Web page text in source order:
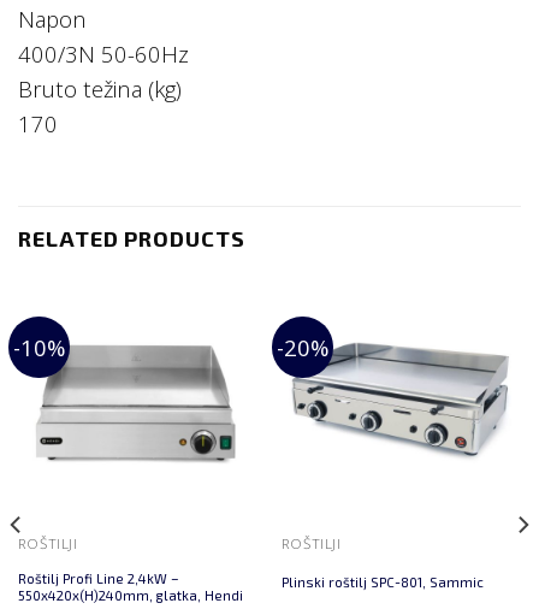
Napon
400/3N 50-60Hz
Bruto težina (kg)
170
RELATED PRODUCTS
-10%
ROŠTILJI
Roštilj Profi Line 2,4kW –
550x420x(H)240mm, glatka, Hendi
-20%
ROŠTILJI
Plinski roštilj SPC-801, Sammic